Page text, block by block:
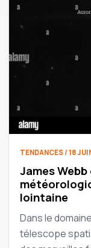
TENDANCES / 18
James
lointaine
Dans le
télescope